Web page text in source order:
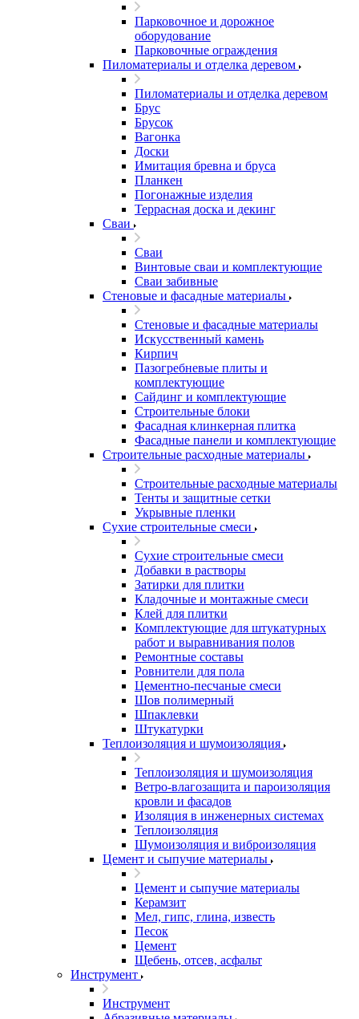
Парковочное и дорожное
оборудование
Парковочные ограждения
Пиломатериалы и отделка деревом
Пиломатериалы и отделка деревом
Брус
Брусок
Вагонка
Доски
Имитация бревна и бруса
Планкен
Погонажные изделия
Террасная доска и декинг
Сваи
Сваи
Винтовые сваи и комплектующие
Сваи забивные
Стеновые и фасадные материалы
Стеновые и фасадные материалы
Искусственный камень
Кирпич
Пазогребневые плиты и
комплектующие
Сайдинг и комплектующие
Строительные блоки
Фасадная клинкерная плитка
Фасадные панели и комплектующие
Строительные расходные материалы
Строительные расходные материалы
Тенты и защитные сетки
Укрывные пленки
Сухие строительные смеси
Сухие строительные смеси
Добавки в растворы
Затирки для плитки
Кладочные и монтажные смеси
Клей для плитки
Комплектующие для штукатурных
работ и выравнивания полов
Ремонтные составы
Ровнители для пола
Цементно-песчаные смеси
Шов полимерный
Шпаклевки
Штукатурки
Теплоизоляция и шумоизоляция
Теплоизоляция и шумоизоляция
Ветро-влагозащита и пароизоляция
кровли и фасадов
Изоляция в инженерных системах
Теплоизоляция
Шумоизоляция и виброизоляция
Цемент и сыпучие материалы
Цемент и сыпучие материалы
Керамзит
Мел, гипс, глина, известь
Песок
Цемент
Щебень, отсев, асфальт
Инструмент
Инструмент